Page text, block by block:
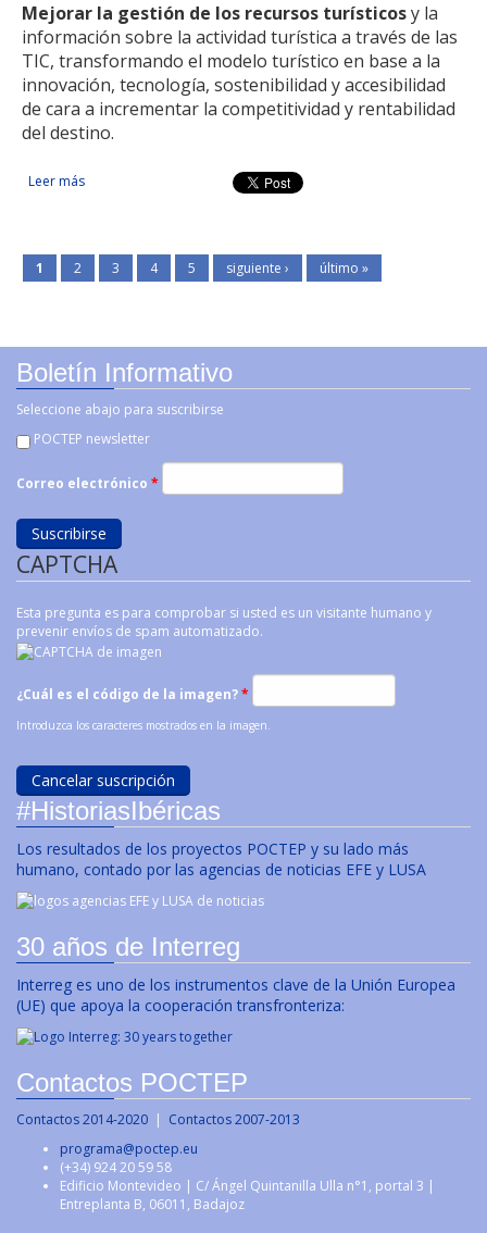
Mejorar la gestión de los recursos turísticosy la
información sobre la actividad turística a través de las
TIC, transformando el modelo turístico en base a la
innovación, tecnología, sostenibilidad y accesibilidad
de cara a incrementar la competitividad y rentabilidad
del destino.
Leer más sobre Eurorregión destino turístico inteligente
1 2 3 4 5 siguiente › último »
Boletín Informativo
Seleccione abajo para suscribirse
POCTEP newsletter
Correo electrónico *
CAPTCHA
Esta pregunta es para comprobar si usted es un visitante humano y
prevenir envíos de spam automatizado.
¿Cuál es el código de la imagen?*
Introduzca los caracteres mostrados en la imagen.
#HistoriasIbéricas
Los resultados de los proyectos POCTEP y su lado más
humano, contado por las agencias de noticias EFE y LUSA
30 años de Interreg
Interreg es uno de los instrumentos clave de la Unión Europea
(UE) que apoya la cooperación transfronteriza:
Contactos POCTEP
Contactos 2014-2020 | Contactos 2007-2013
programa@poctep.eu
(+34) 924 20 59 58
Edificio Montevideo | C/ Ángel Quintanilla Ulla n°1, portal 3 |
Entreplanta B, 06011, Badajoz